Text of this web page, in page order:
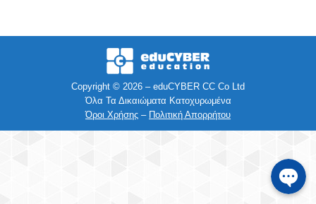
Copyright © 2026 – eduCYBER CC Co Ltd
Όλα Τα Δικαιώματα Κατοχυρωμένα
Όροι Χρήσης – Πολιτική Απορρήτου